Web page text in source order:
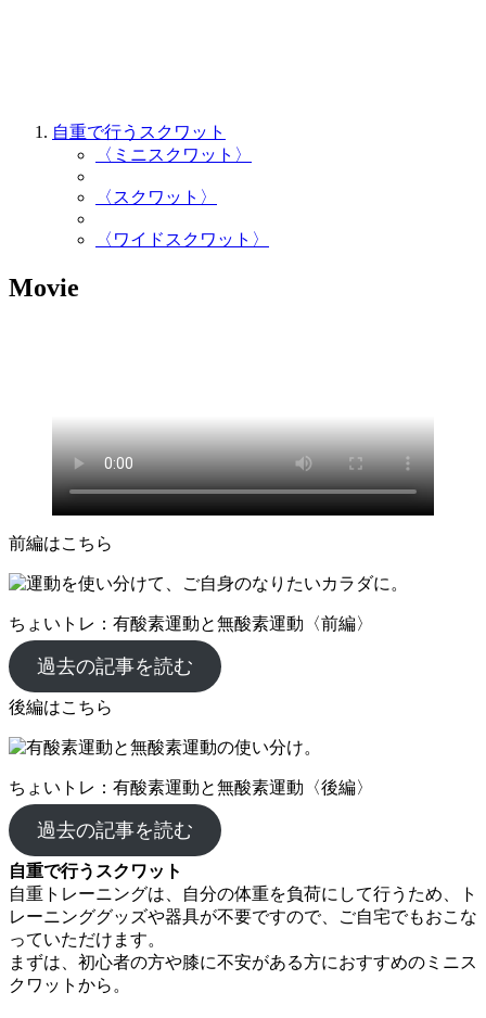
自重で行うスクワット
〈ミニスクワット〉
〈スクワット〉
〈ワイドスクワット〉
Movie
前編はこちら
ちょいトレ：有酸素運動と無酸素運動〈前編〉
過去の記事を読む
後編はこちら
ちょいトレ：有酸素運動と無酸素運動〈後編〉
過去の記事を読む
自重で行うスクワット
自重トレーニングは、自分の体重を負荷にして行うため、ト
レーニンググッズや器具が不要ですので、ご自宅でもおこな
っていただけます。
まずは、初心者の方や膝に不安がある方におすすめのミニス
クワットから。